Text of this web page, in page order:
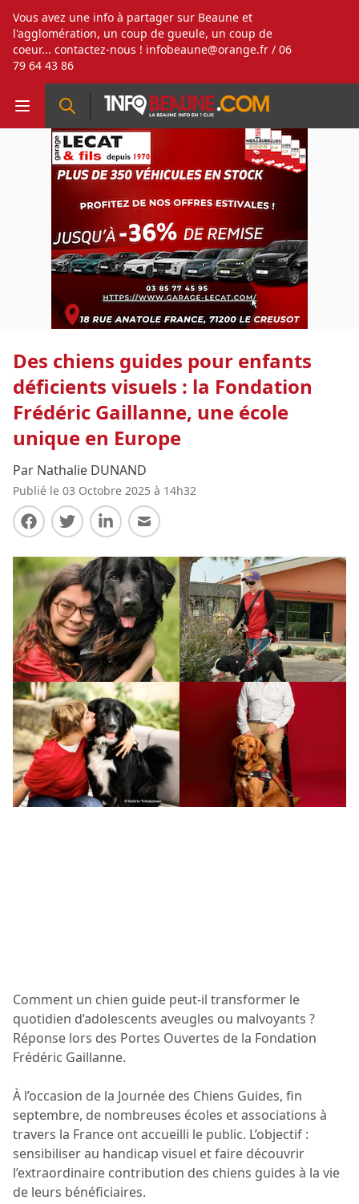
Vous avez une info à partager sur Beaune et
l'agglomération, un coup de gueule, un coup de
coeur... contactez-nous ! infobeaune@orange.fr / 06
79 64 43 86
Des chiens guides pour enfants
déficients visuels : la Fondation
Frédéric Gaillanne, une école
unique en Europe
Par Nathalie DUNAND
Publié le 03 Octobre 2025 à 14h32
Partager sur Facebook
Partager sur Twitter
Partager sur LinkedIn
Partager par E-mail
Comment un chien guide peut-il transformer le
quotidien d’adolescents aveugles ou malvoyants ?
Réponse lors des Portes Ouvertes de la Fondation
Frédéric Gaillanne.
À l’occasion de la Journée des Chiens Guides, fin
septembre, de nombreuses écoles et associations à
travers la France ont accueilli le public. L’objectif :
sensibiliser au handicap visuel et faire découvrir
l’extraordinaire contribution des chiens guides à la vie
de leurs bénéficiaires.